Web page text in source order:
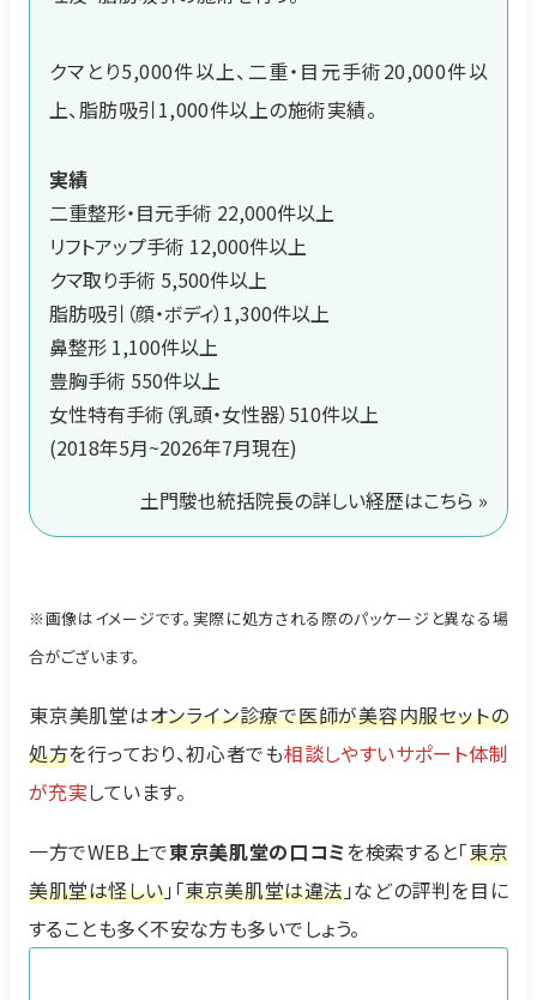
クマとり5,000件以上、二重・目元手術20,000件以
上、脂肪吸引1,000件以上の施術実績。
実績
二重整形・目元手術 22,000件以上
リフトアップ手術 12,000件以上
クマ取り手術 5,500件以上
脂肪吸引（顔・ボディ）1,300件以上
鼻整形 1,100件以上
豊胸手術 550件以上
女性特有手術（乳頭・女性器）510件以上
(2018年5月~2026年7月現在)
土門駿也統括院長の詳しい経歴はこちら »
※画像はイメージです。実際に処方される際のパッケージと異なる場
合がございます。
東京美肌堂はオンライン診療で医師が美容内服セットの
処方を行っており、初心者でも相談しやすいサポート体制
が充実しています。
一方でWEB上で東京美肌堂の口コミを検索すると「東京
美肌堂は怪しい」「東京美肌堂は違法」などの評判を目に
することも多く不安な方も多いでしょう。